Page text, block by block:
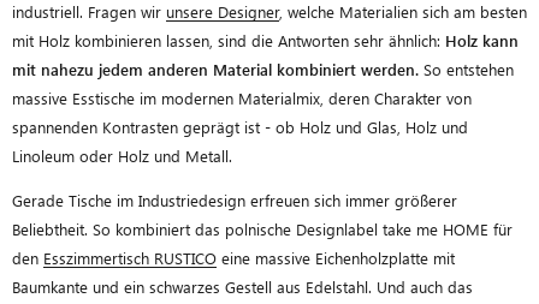
industriell. Fragen wir unsere Designer, welche Materialien sich am besten
mit Holz kombinieren lassen, sind die Antworten sehr ähnlich: Holz kann
mit nahezu jedem anderen Material kombiniert werden. So entstehen
massive Esstische im modernen Materialmix, deren Charakter von
spannenden Kontrasten geprägt ist - ob Holz und Glas, Holz und
Linoleum oder Holz und Metall.
Gerade Tische im Industriedesign erfreuen sich immer größerer
Beliebtheit. So kombiniert das polnische Designlabel take me HOME für
den Esszimmertisch RUSTICO eine massive Eichenholzplatte mit
Baumkante und ein schwarzes Gestell aus Edelstahl. Und auch das